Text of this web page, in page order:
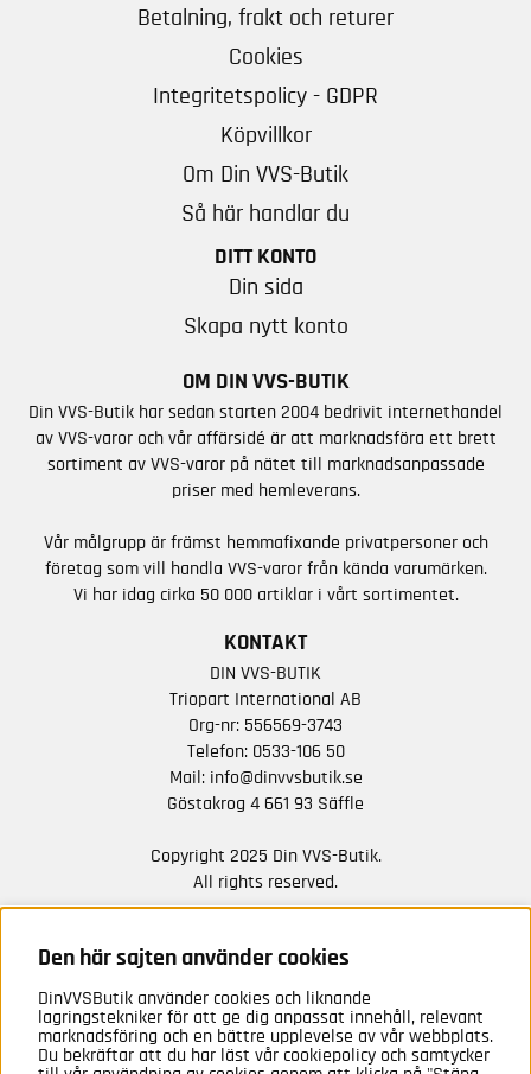
Betalning, frakt och returer
Cookies
Integritetspolicy - GDPR
Köpvillkor
Om Din VVS-Butik
Så här handlar du
DITT KONTO
Din sida
Skapa nytt konto
OM DIN VVS-BUTIK
Din VVS-Butik har sedan starten 2004 bedrivit internethandel
av VVS-varor och vår affärsidé är att marknadsföra ett brett
sortiment av VVS-varor på nätet till marknadsanpassade
priser med hemleverans.
Vår målgrupp är främst hemmafixande privatpersoner och
företag som vill handla VVS-varor från kända varumärken.
Vi har idag cirka 50 000 artiklar i vårt sortimentet.
KONTAKT
DIN VVS-BUTIK
Triopart International AB
Org-nr: 556569-3743
Telefon: 0533-106 50
Mail: info@dinvvsbutik.se
Göstakrog 4 661 93 Säffle
Copyright 2025 Din VVS-Butik.
All rights reserved.
NYHETER FRÅN OSS
Anmäl mig
Den här sajten använder cookies
DinVVSButik använder cookies och liknande
lagringstekniker för att ge dig anpassat innehåll, relevant
marknadsföring och en bättre upplevelse av vår webbplats.
Du bekräftar att du har läst vår cookiepolicy och samtycker